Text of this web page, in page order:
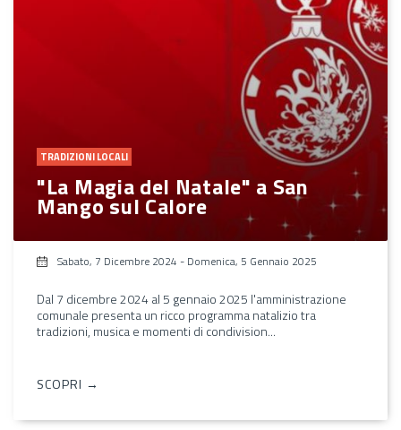
TRADIZIONI LOCALI
"La Magia del Natale" a San
Mango sul Calore
Sabato, 7 Dicembre 2024 - Domenica, 5 Gennaio 2025
Dal 7 dicembre 2024 al 5 gennaio 2025 l'amministrazione
comunale presenta un ricco programma natalizio tra
tradizioni, musica e momenti di condivision...
SCOPRI →